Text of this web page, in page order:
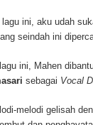
ini, aku udah
seindah ini
ini, Mahen
sebagai Vocal
melodi gelisah